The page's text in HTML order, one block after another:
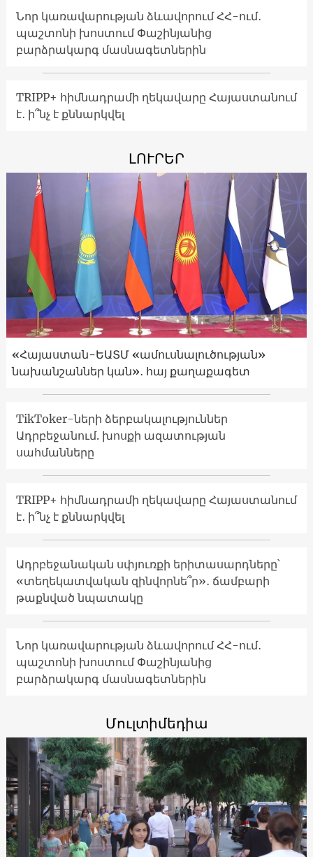
Նոր կառավարության ձևավորում ՀՀ-ում․
պաշտոնի խոստում Փաշինյանից
բարձրակարգ մասնագետներին
TRIPP+ հիմնադրամի ղեկավարը Հայաստանում
է․ ի՞նչ է քննարկվել
ԼՈՒՐԵՐ
«Հայաստան-ԵԱՏՄ «ամուսնալուծության»
նախանշաններ կան»․ հայ քաղաքագետ
TikToker-ների ձերբակալություններ
Ադրբեջանում. խոսքի ազատության
սահմանները
TRIPP+ հիմնադրամի ղեկավարը Հայաստանում
է․ ի՞նչ է քննարկվել
Ադրբեջանական սփյուռքի երիտասարդները՝
«տեղեկատվական զինվորնե՞ր»․ ճամբարի
թաքնված նպատակը
Նոր կառավարության ձևավորում ՀՀ-ում․
պաշտոնի խոստում Փաշինյանից
բարձրակարգ մասնագետներին
Մուլտիմեդիա